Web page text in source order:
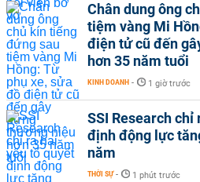
Chân dung ông
tiệm vàng Mi
điện tử cũ đến
hơn 35 năm tuổi
KINH DOANH - 1 giờ trước
SSI Research
định động lực
năm
THỜI SỰ - 1 phút trước